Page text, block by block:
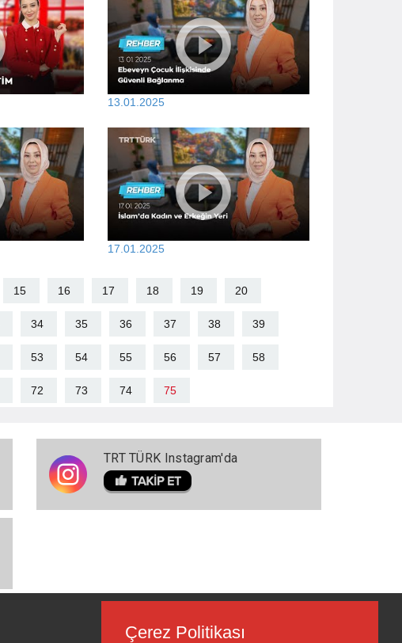
13.01.2025
17.01.2025
15 16 17 18 19 20
34 35 36 37 38 39
53 54 55 56 57 58
72 73 74 75
TRT TÜRK Instagram'da
Çerez Politikası